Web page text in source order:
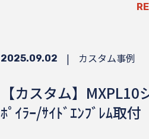
2025.09.02 | カスタム事例
【カスタム】MXPL10
ﾎﾟｲﾗｰ/ｻｲﾄﾞｴﾝﾌﾞﾚﾑ取付